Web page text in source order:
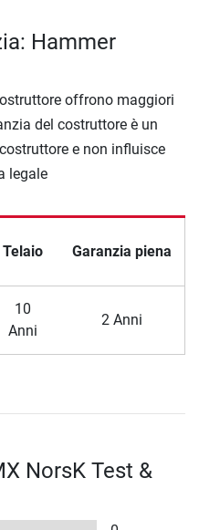
Hammer
offrono maggiori
del costruttore è un
e non influisce
legale
Telaio Garanzia piena
10
Anni
2 Anni
NorsK Test &